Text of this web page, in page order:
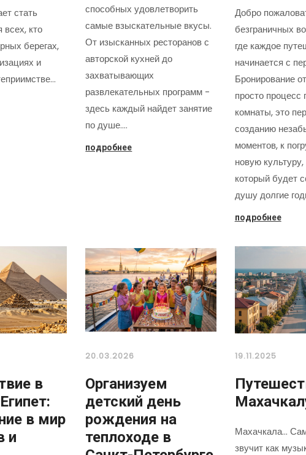
стать
кто
берегах,
и
способных удовлетворить
самые взыскательные вкусы.
От изысканных ресторанов с
авторской кухней до
захватывающих
развлекательных программ -
здесь каждый найдет занятие
по душе.…
подробнее
Добро
безграничных
где каждое
начинается с
Бронирование
просто процесс
комнаты, это
созданию
моментов, к
новую
который будет
душу долгие
подробнее
в
в мир
и
20.03.2026
Организуем
детский день
рождения на
теплоходе в
19.11.2025
Махачкала...
звучит как